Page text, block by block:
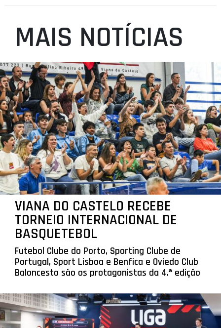
MAIS NOTÍCIAS
VIANA DO CASTELO RECEBE
TORNEIO INTERNACIONAL DE
BASQUETEBOL
Futebol Clube do Porto, Sporting Clube de
Portugal, Sport Lisboa e Benfica e Oviedo Club
Baloncesto são os protagonistas da 4.ª edição